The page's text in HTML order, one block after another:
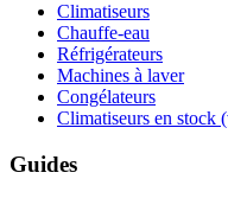
Climatiseurs
Chauffe-eau
Réfrigérateurs
Machines à laver
Congélateurs
Climatiseurs en stock
Guides